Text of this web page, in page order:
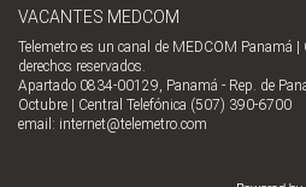
VACANTES MEDCOM
Telemetro es un canal de MEDCOM Panamá
derechos reservados.
Apartado 0834-00129, Panamá - Rep. de
Octubre | Central Telefónica (507) 390-6700
email: internet@telemetro.com